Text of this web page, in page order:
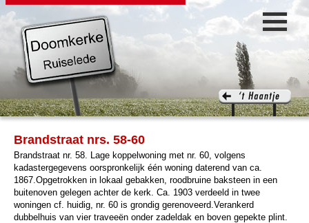
Brandstraat nrs. 58-60
Brandstraat nr. 58. Lage koppelwoning met nr. 60, volgens
kadastergegevens oorspronkelijk één woning daterend van ca.
1867.Opgetrokken in lokaal gebakken, roodbruine baksteen in een
buitenoven gelegen achter de kerk. Ca. 1903 verdeeld in twee
woningen cf. huidig, nr. 60 is grondig gerenoveerd.Verankerd
dubbelhuis van vier traveeën onder zadeldak en boven gepekte plint.